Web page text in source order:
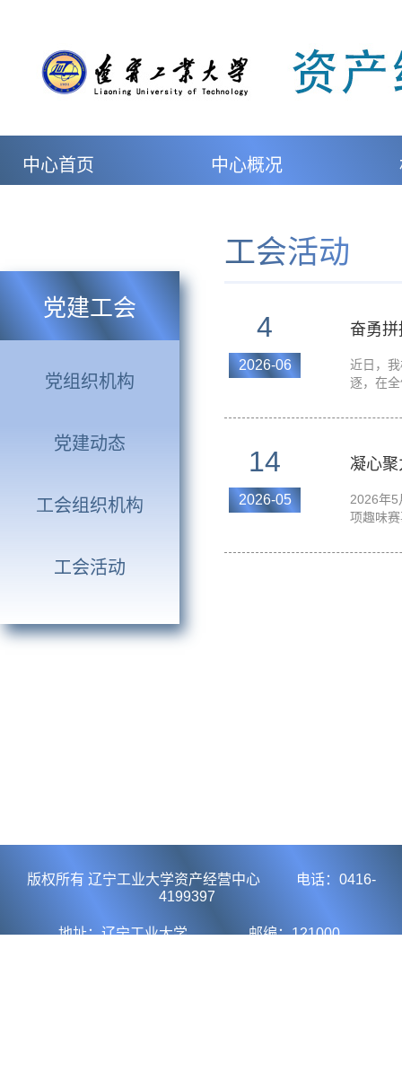
中心首页 中心概况
党建工会
党组织机构
党建动态
工会组织机构
工会活动
工会活动
4
2026-06
奋勇
近日，
逐，在
14
2026-05
凝心
​2026年5
项趣味
版权所有 辽宁工业大学资产经营中心 电话：0416-
4199397
地址：辽宁工业大学 邮编：121000